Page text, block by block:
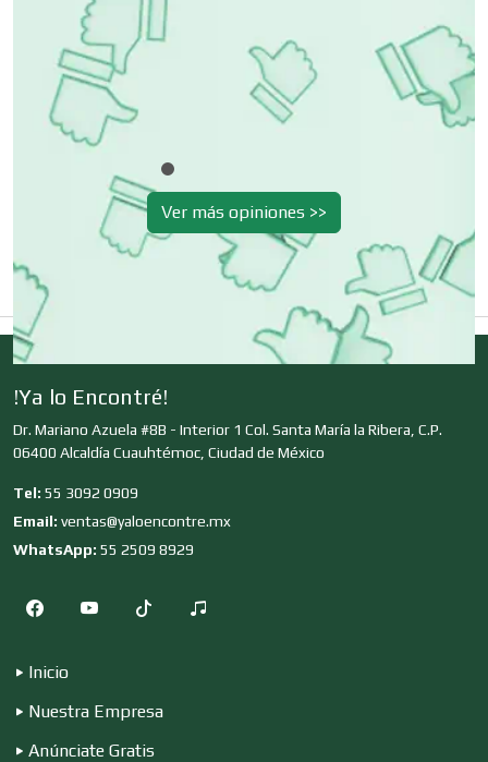
Clínicas de Belleza
Clínicas de Rehabilitación
Clínicas y Hospitales
Cocinas Integrales
Compresores de aire
Conferencias Empresariales
Ver más opiniones >>
!Ya lo Encontré!
Dr. Mariano Azuela #8B - Interior 1 Col. Santa María la Ribera, C.P.
06400 Alcaldía Cuauhtémoc, Ciudad de México
Tel: 55 3092 0909
Email: ventas@yaloencontre.mx
WhatsApp: 55 2509 8929
Inicio
Nuestra Empresa
Anúnciate Gratis